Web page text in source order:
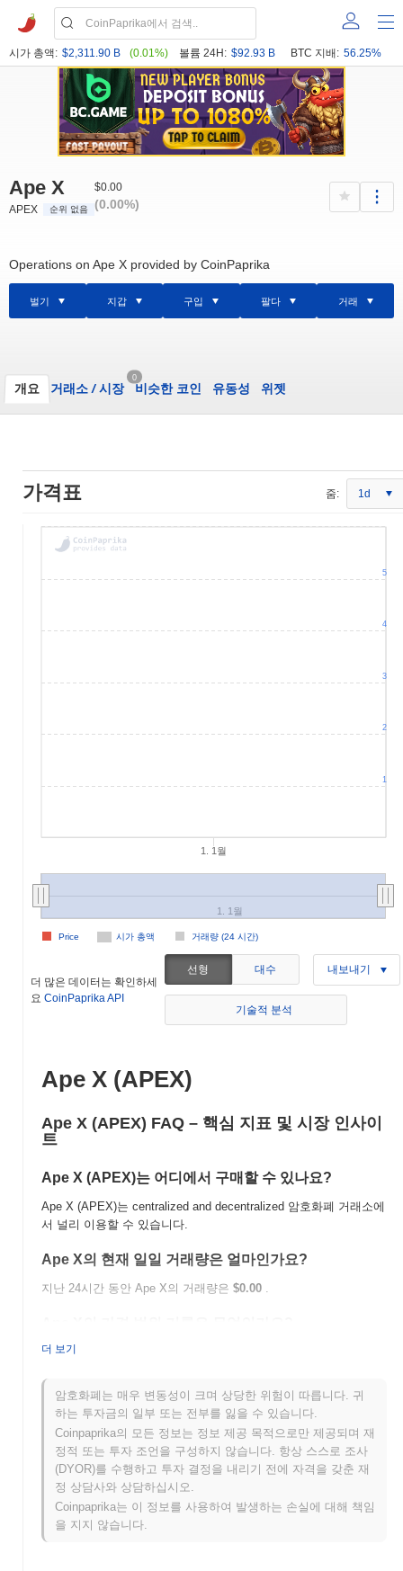
시가 총액: $2,311.90 B (0.01%) 볼륨 24H: $92.93 B BTC 지배: 56.25%
Ape X
APEX 순위 없음
$0.00
(0.00%)
Operations on Ape X provided by CoinPaprika
벌기 지갑 구입 팔다 거래
개요 거래소 /시장
0
비슷한 코인 유동성 위젯
가격표 줌: 1d
1. 1월
시가 총액 거래량 (24 시간)
Price
1. 1월
1
2
3
4
5
더 많은 데이터는 확인하세
요 CoinPaprika API
선형 대수 내보내기
기술적 분석
Ape X (APEX)
Ape X (APEX) FAQ – 핵심 지표 및 시장 인사이
트
Ape X (APEX)는 어디에서 구매할 수 있나요?
Ape X (APEX)는 centralized and decentralized 암호화폐 거래소에
서 널리 이용할 수 있습니다.
Ape X의 현재 일일 거래량은 얼마인가요?
지난 24시간 동안 Ape X의 거래량은 $0.00 .
역대 최고가(ATH):
Ape X는 현재 ATH보다~100.00%낮게 거래되고 있습니다 .
Ape X는 더 넓은 암호화폐 시장과 비교하여 어떤 성과
를 내고 있나요?
지난 7일 동안 Ape X는0.00%
전체 암호화폐 시장에 뒤처졌습니다. 이는 더 넓은 시장 모멘텀과
비교하여 APEX의 가격 움직임에서 일시적인 지연을 나타냅니다.
더 보기
암호화폐는 매우 변동성이 크며 상당한 위험이 따릅니다. 귀
하는 투자금의 일부 또는 전부를 잃을 수 있습니다.
Coinpaprika의 모든 정보는 정보 제공 목적으로만 제공되며 재
정적 또는 투자 조언을 구성하지 않습니다. 항상 스스로 조사
(DYOR)를 수행하고 투자 결정을 내리기 전에 자격을 갖춘 재
정 상담사와 상담하십시오.
Coinpaprika는 이 정보를 사용하여 발생하는 손실에 대해 책임
을 지지 않습니다.